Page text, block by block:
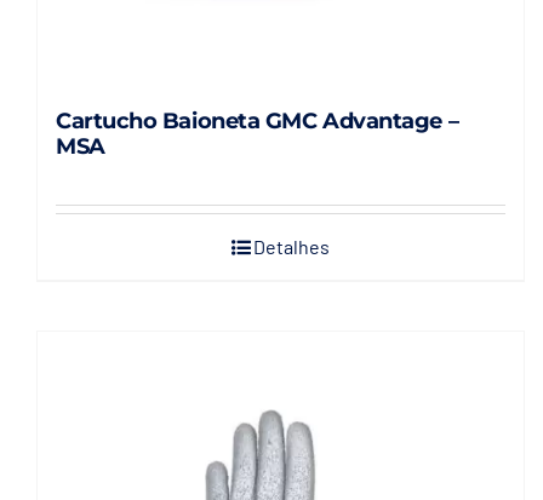
Cartucho Baioneta GMC Advantage –
MSA
Detalhes